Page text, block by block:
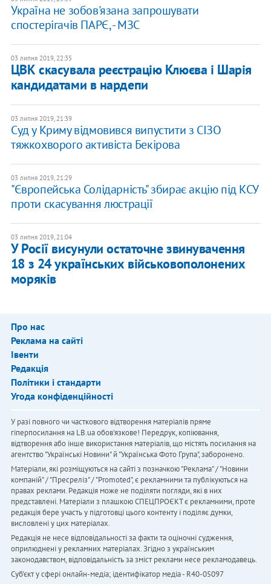
Україна не зобов'язана запрошувати
спостерігачів ПАРЄ, - МЗС
03 липня 2019, 22:35
ЦВК скасувала реєстрацію Клюєва і Шарія
кандидатами в нардепи
03 липня 2019, 21:39
Суд у Криму відмовився випустити з СІЗО
тяжкохворого активіста Бекірова
03 липня 2019, 21:29
"Європейська Солідарність" збирає акцію під КСУ
проти скасування люстрації
03 липня 2019, 21:04
У Росії висунули остаточне звинувачення
18 з 24 українських військовополонених
моряків
Про нас
Реклама на сайті
Івенти
Редакція
Політики і стандарти
Угода конфіденційності
У разі повного чи часткового відтворення матеріалів пряме
гіперпосилання на LB.ua обов'язкове! Передрук, копіювання,
відтворення або інше використання матеріалів, що містять посилання на
агентство "Українськi Новини" й "Українська Фото Група", заборонено.
Матеріали, які розміщуються на сайті з позначкою "Реклама" / "Новини
компаній" / "Пресреліз" / "Promoted", є рекламними та публікуються на
правах реклами. Редакція може не поділяти погляди, які в них
представлені. Матеріали з плашкою СПЕЦПРОЄКТ є рекламними, проте
редакція бере участь у підготовці цього контенту і поділяє думки,
висловлені у цих матеріалах.
Редакція не несе відповідальності за факти та оціночні судження,
оприлюднені у рекламних матеріалах. Згідно з українським
законодавством, відповідальність за зміст реклами несе рекламодавець.
Cуб'єкт у сфері онлайн-медіа; ідентифікатор медіа - R40-05097